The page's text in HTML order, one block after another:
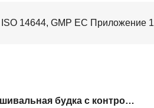
ISO 14644, GMP ЕС Приложение 1
Взвешивальная будка с контролируемой средой GMP